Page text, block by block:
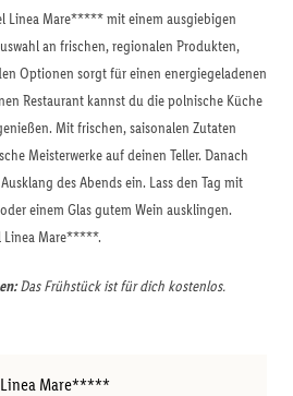
Linea Mare***** mit einem ausgiebigen
an frischen, regionalen Produkten,
Optionen sorgt für einen energiegeladenen
Restaurant kannst du die polnische Küche
Mit frischen, saisonalen Zutaten
Meisterwerke auf deinen Teller. Danach
des Abends ein. Lass den Tag mit
einem Glas gutem Wein ausklingen.
Linea Mare*****.
Das Frühstück ist für dich kostenlos.
Mare*****